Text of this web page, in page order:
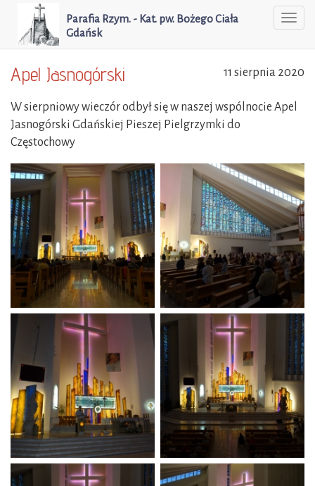
Parafia Rzym. - Kat. pw. Bożego Ciała
Gdańsk
11 sierpnia 2020
Apel Jasnogórski
W sierpniowy wieczór odbył się w naszej wspólnocie Apel
Jasnogórski Gdańskiej Pieszej Pielgrzymki do
Częstochowy